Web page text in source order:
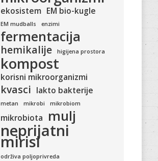
ekosistem EM bio-kugle
EM mudballs enzimi
fermentacija
hemikalije higijena prostora
kompost
korisni mikroorganizmi
kvasci lakto bakterije
metan mikrobi mikrobiom
mikrobiota mulj
neprijatni
mirisi
održiva poljoprivreda